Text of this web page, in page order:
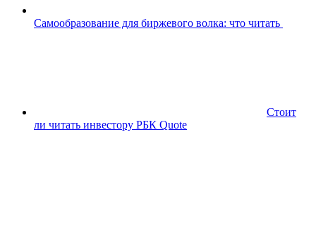
Самообразование для биржевого волка: что читать
Стоит
ли читать инвестору РБК Quote